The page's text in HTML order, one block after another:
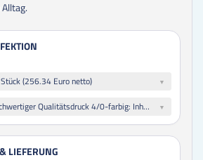
(256.34 Euro netto)
Hochwertiger Qualitätsdruck 4/0-farbig: Inhalt 80 g/m² Haftpapier weiß + neutrales Bodenblatt || Umschlag 300 g/m² Softcover-Kartonumschlag
LIEFERUNG